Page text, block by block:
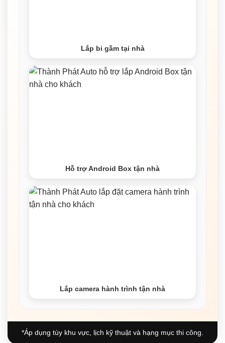
Lắp bi gầm tại nhà
Hỗ trợ Android Box tận nhà
Lắp camera hành trình tận nhà
*Áp dụng tùy khu vực, lịch kỹ thuật và hạng mục thi công.